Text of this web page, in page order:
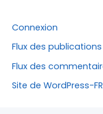
Connexion
Flux des publications
Flux des
Site de WordPress-FR